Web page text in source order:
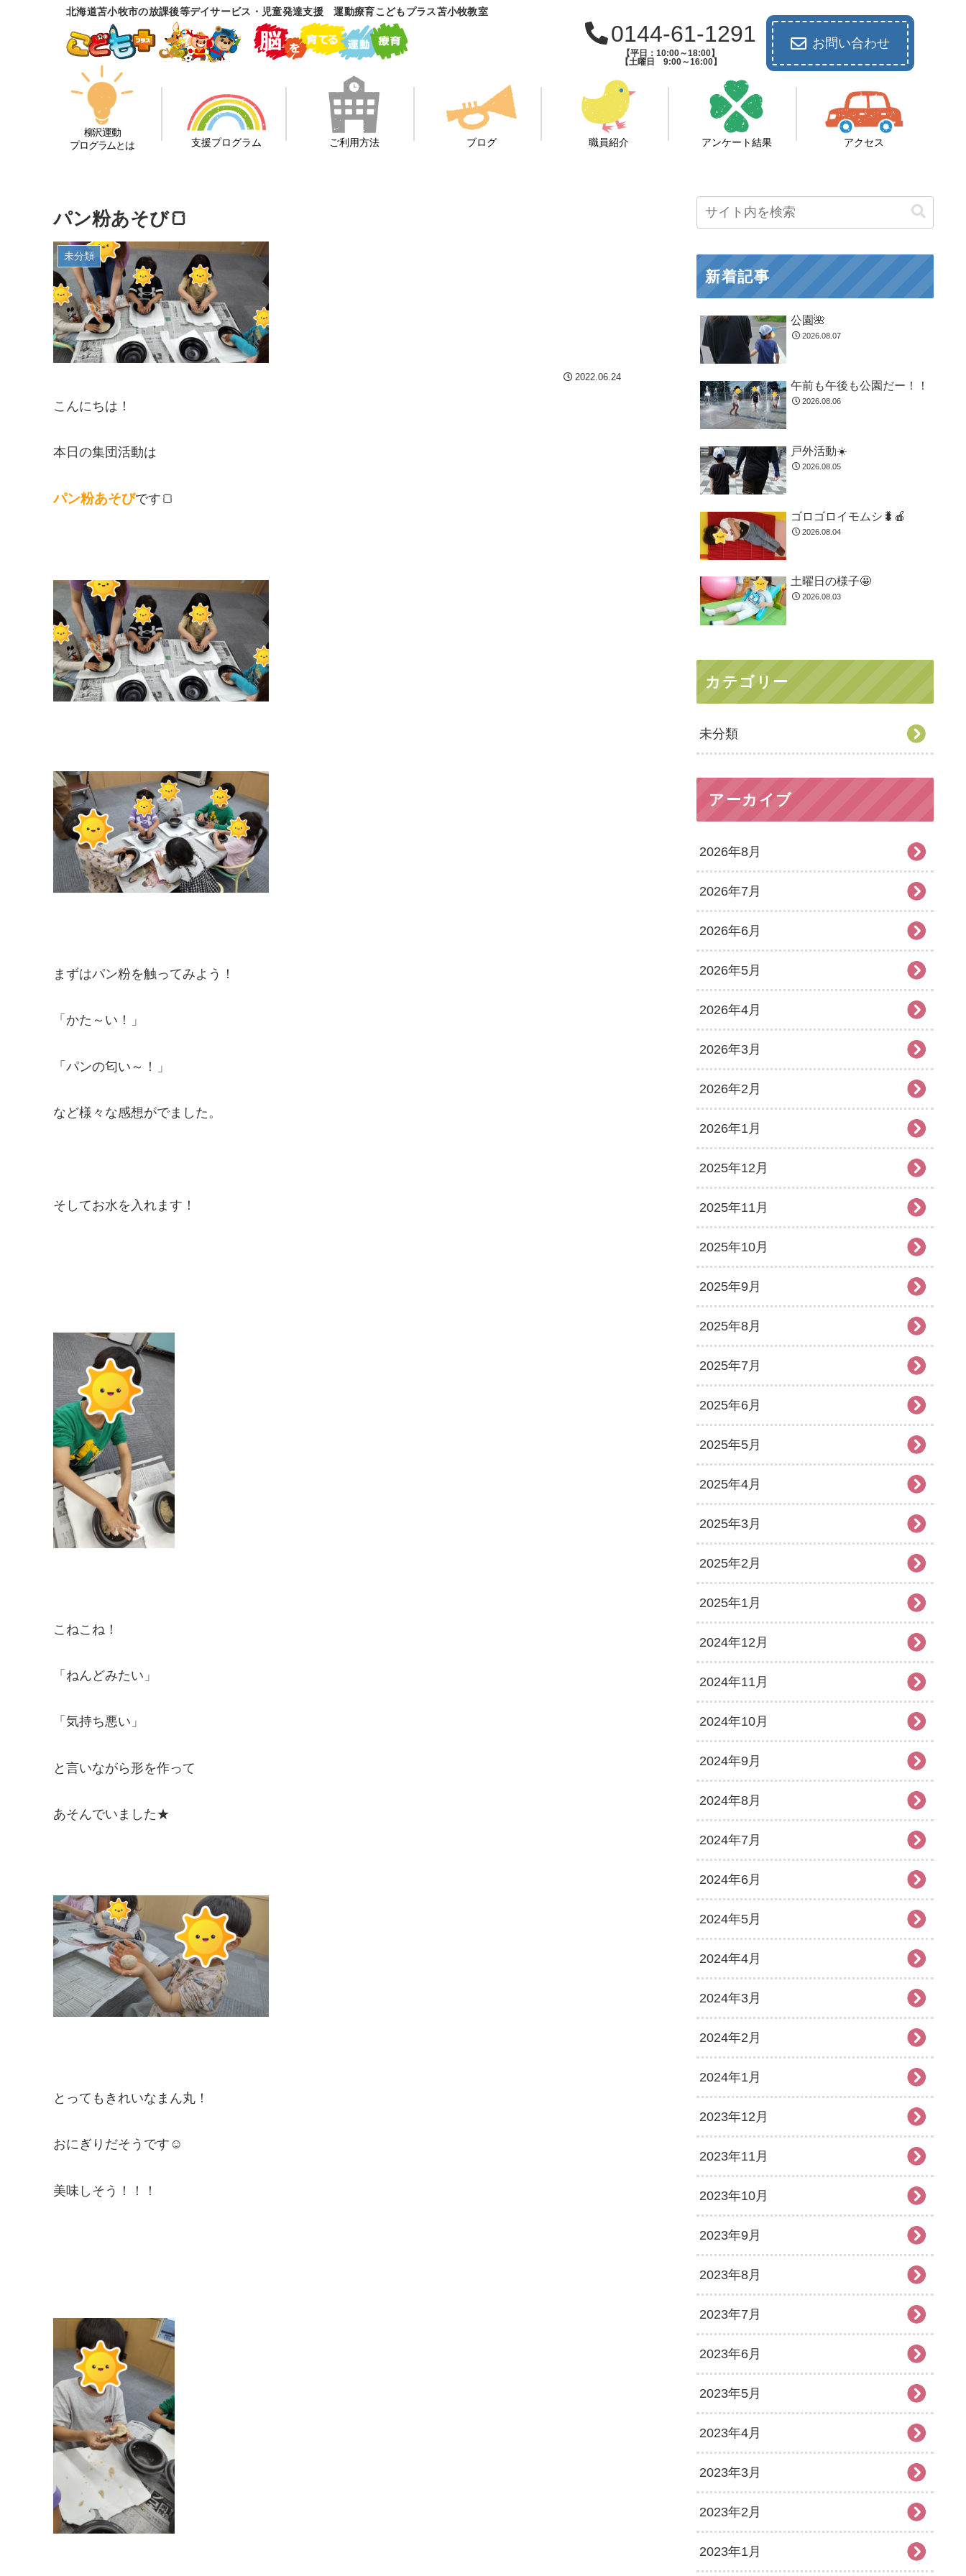
北海道苫小牧市の放課後等デイサービス・児童発達支援 運動療育こどもプラス苫小牧教室
0144-61-1291
【平日：10:00～18:00】
【土曜日 9:00～16:00】
お問い合わせ
柳沢運動
プログラムとは
支援プログラム ご利用方法 ブログ 職員紹介 アンケート結果 アクセス
パン粉あそび🍞
未分類
2022.06.24
こんにちは！
本日の集団活動は
パン粉あそびです🍞
まずはパン粉を触ってみよう！
「かた～い！」
「パンの匂い～！」
など様々な感想がでました。
そしてお水を入れます！
こねこね！
「ねんどみたい」
「気持ち悪い」
と言いながら形を作って
あそんでいました★
とってもきれいなまん丸！
おにぎりだそうです☺
美味しそう！！！
新着記事
公園🌺
2026.08.07
午前も午後も公園だー！！
2026.08.06
戸外活動☀️
2026.08.05
ゴロゴロイモムシ🐛🍎
2026.08.04
土曜日の様子🤩
2026.08.03
カテゴリー
未分類
アーカイブ
2026年8月
2026年7月
2026年6月
2026年5月
2026年4月
2026年3月
2026年2月
2026年1月
2025年12月
2025年11月
2025年10月
2025年9月
2025年8月
2025年7月
2025年6月
2025年5月
2025年4月
2025年3月
2025年2月
2025年1月
2024年12月
2024年11月
2024年10月
2024年9月
2024年8月
2024年7月
2024年6月
2024年5月
2024年4月
2024年3月
2024年2月
2024年1月
2023年12月
2023年11月
2023年10月
2023年9月
2023年8月
2023年7月
2023年6月
2023年5月
2023年4月
2023年3月
2023年2月
2023年1月